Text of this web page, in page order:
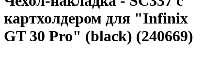
картхолдером для "Infinix
GT 30 Pro" (black) (240669)